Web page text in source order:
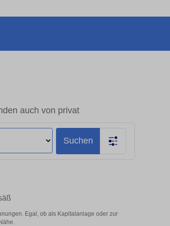
auch von privat
Suchen
Egal, ob als Kapitalanlage oder zur